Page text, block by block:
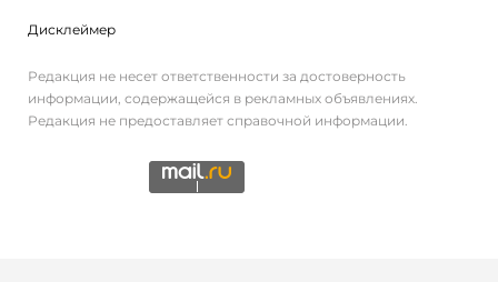
Дисклеймер
Редакция не несет ответственности за достоверность
информации, содержащейся в рекламных объявлениях.
Редакция не предоставляет справочной информации.